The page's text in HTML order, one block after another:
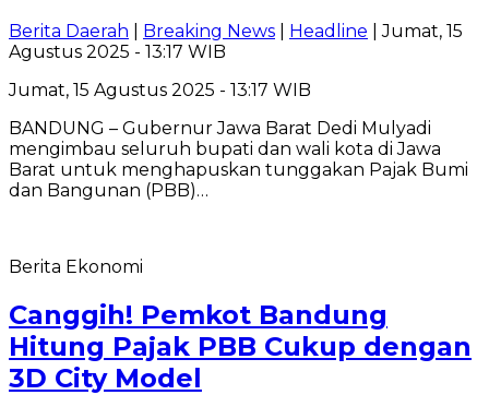
Berita Daerah Breaking News Headline | Jumat, 15
Agustus 2025 - 13:17 WIB
Jumat, 15 Agustus 2025 - 13:17 WIB
BANDUNG – Gubernur Jawa Barat Dedi Mulyadi
mengimbau seluruh bupati dan wali kota di Jawa
Barat untuk menghapuskan tunggakan Pajak Bumi
dan Bangunan (PBB)…
Berita Ekonomi
Canggih! Pemkot Bandung
Hitung Pajak PBB Cukup dengan
3D City Model